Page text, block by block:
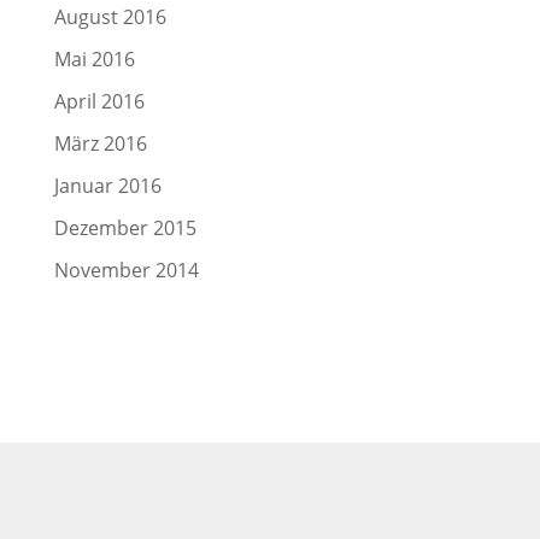
August 2016
Mai 2016
April 2016
März 2016
Januar 2016
Dezember 2015
November 2014